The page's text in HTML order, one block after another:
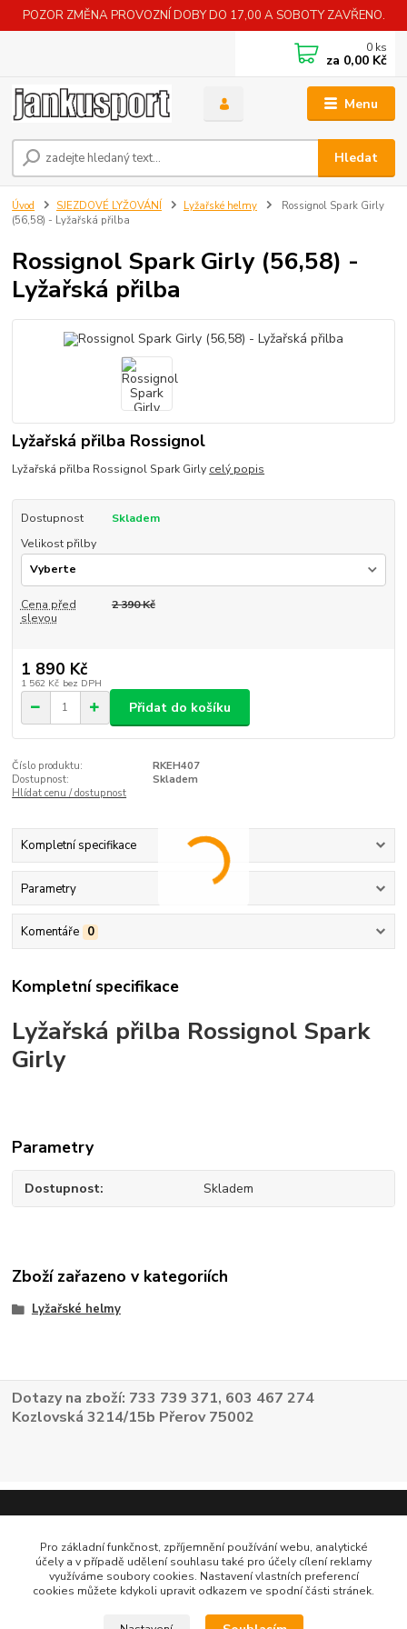
POZOR ZMĚNA PROVOZNÍ DOBY DO 17,00 A SOBOTY ZAVŘENO.
Menu
Hledat
0 ks
za 0,00 Kč
Úvod SJEZDOVÉ LYŽOVÁNÍ Lyžařské helmy
Rossignol Spark Girly
(56,58) - Lyžařská přilba
Rossignol Spark Girly (56,58) -
Lyžařská přilba
Lyžařská přilba Rossignol
Lyžařská přilba Rossignol Spark Girly celý popis
Dostupnost
Skladem
Velikost přilby
Cena před
slevou
2 390 Kč
1 890 Kč
1 562 Kč bez DPH
Přidat do košíku
Číslo produktu:
RKEH407
Dostupnost:
Skladem
Hlídat cenu / dostupnost
Kompletní specifikace
Parametry
Komentáře 0
Kompletní specifikace
Lyžařská přilba Rossignol Spark
Girly
Parametry
Dostupnost Skladem
Zboží zařazeno v kategoriích
Lyžařské helmy
Dotazy na zboží: 733 739 371, 603 467 274
Kozlovská 3214/15b Přerov 75002
Pro základní funkčnost, zpříjemnění používání webu, analytické
účely a v případě udělení souhlasu také pro účely cílení reklamy
využíváme soubory cookies. Nastavení vlastních preferencí
cookies můžete kdykoli upravit odkazem ve spodní části stránek.